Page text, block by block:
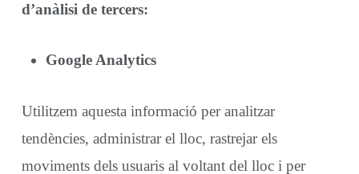
d’anàlisi de tercers:
Google Analytics
Utilitzem aquesta informació per analitzar
tendències, administrar el lloc, rastrejar els
moviments dels usuaris al voltant del lloc i per